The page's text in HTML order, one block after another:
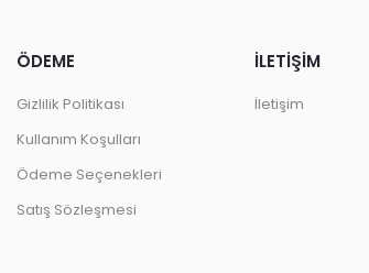
ÖDEME
Gizlilik Politikası
Kullanım Koşulları
Ödeme Seçenekleri
Satış Sözleşmesi
İLETİŞİM
İletişim